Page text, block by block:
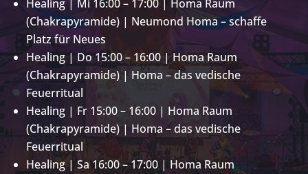
Healing | Mi 16:00 – 17:00 | Homa Raum
(Chakrapyramide) | Neumond Homa – schaffe
Platz für Neues
Healing | Do 15:00 – 16:00 | Homa Raum
(Chakrapyramide) | Homa – das vedische
Feuerritual
Healing | Fr 15:00 – 16:00 | Homa Raum
(Chakrapyramide) | Homa – das vedische
Feuerritual
Healing | Sa 16:00 – 17:00 | Homa Raum